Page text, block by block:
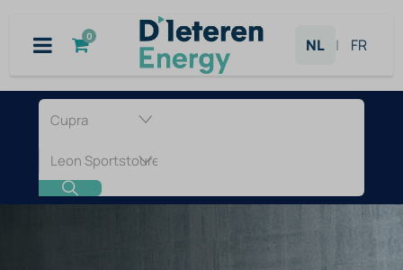
0 NL | FR
Laadpaal
voor
CUPRA